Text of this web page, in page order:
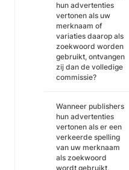
hun advertenties
vertonen als uw
merknaam of
variaties daarop als
zoekwoord worden
gebruikt, ontvangen
zij dan de volledige
commissie?
Wanneer publishers
hun advertenties
vertonen als er een
verkeerde spelling
van uw merknaam
als zoekwoord
wordt gebruikt,